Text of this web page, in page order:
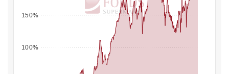
100%
150%